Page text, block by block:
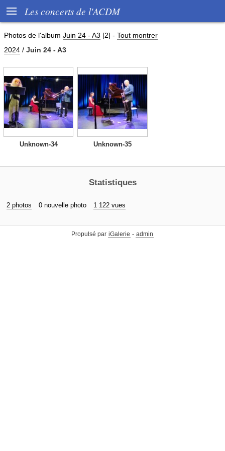
 Les concerts de l'ACDM
Photos de l'album Juin 24 - A3 [2] - Tout montrer
2024 / Juin 24 - A3
Unknown-34 Unknown-35
Statistiques
2 photos 0 nouvelle photo 1 122 vues
Propulsé par iGalerie - admin